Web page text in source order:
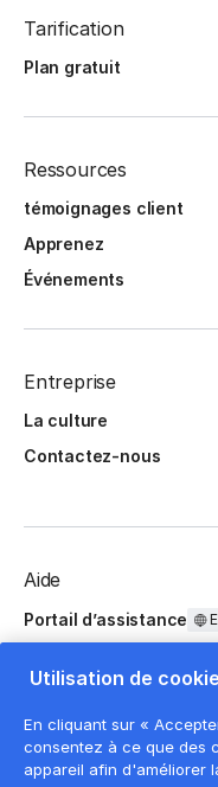
Tarification
Plan gratuit
Ressources
témoignages client
Apprenez
Événements
Entreprise
La culture
Contactez-nous
Aide
Portail d’assistance
Utilisation de
En cliquant sur «
consentez à ce que des
appareil afin d'améliorer